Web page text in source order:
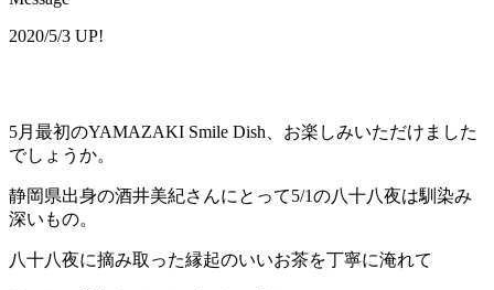
2020/5/3 UP!
5月最初のYAMAZAKI Smile Dish、お楽しみいただけました
でしょうか。
静岡県出身の酒井美紀さんにとって5/1の八十八夜は馴染み
深いもの。
八十八夜に摘み取った縁起のいいお茶を丁寧に淹れて